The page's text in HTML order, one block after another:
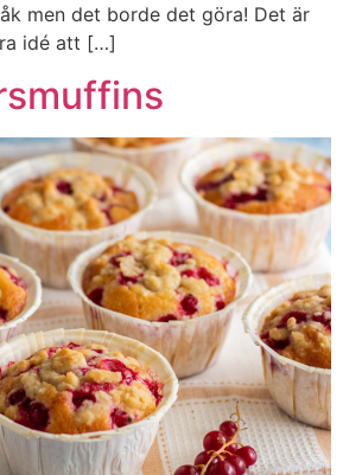
men det borde det göra! Det är
idé att […]